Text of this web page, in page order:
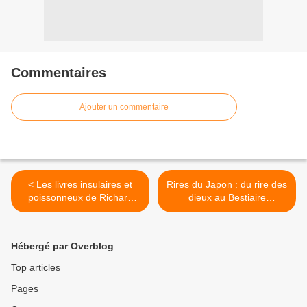
Commentaires
Ajouter un commentaire
< Les livres insulaires et
poissonneux de Richard
Flanagan, romancier de
Rires du Japon : du rire des
dieux au Bestiaire
extraordinaire de Kyôsai, en
Hébergé par Overblog
Top articles
Pages